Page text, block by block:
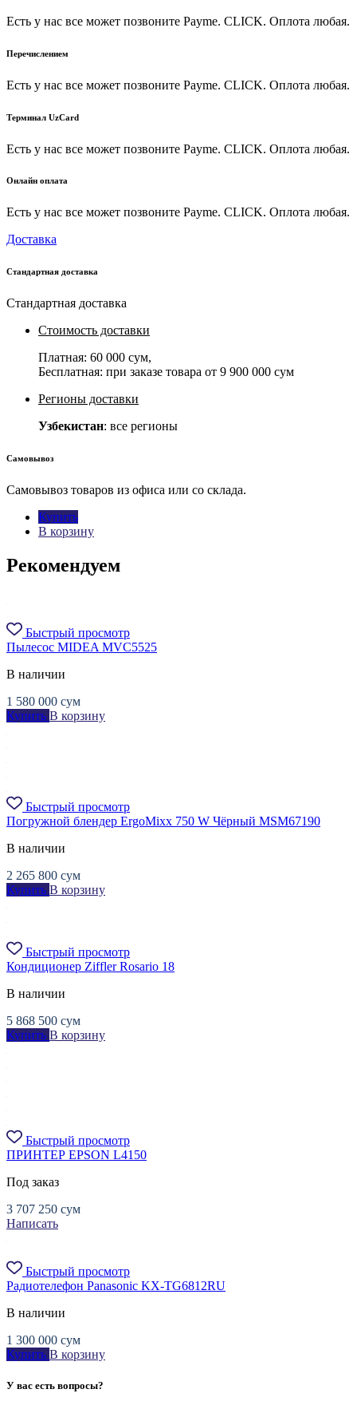
Есть у нас все может позвоните Payme. CLICK. Оплота любая.
Перечислением
Есть у нас все может позвоните Payme. CLICK. Оплота любая.
Терминал UzCard
Есть у нас все может позвоните Payme. CLICK. Оплота любая.
Онлайн оплата
Есть у нас все может позвоните Payme. CLICK. Оплота любая.
Доставка
Стандартная доставка
Стандартная доставка
Стоимость доставки
Платная: 60 000 сум,
Бесплатная: при заказе товара от 9 900 000 сум
Регионы доставки
Узбекистан: все регионы
Самовывоз
Самовывоз товаров из офиса или со склада.
Купить
В корзину
Рекомендуем
Быстрый просмотр
Пылесос MIDEA MVC5525
В наличии
1 580 000 сум
Купить В корзину
Быстрый просмотр
Погружной блендер ErgoMixx 750 W Чёрный MSM67190
В наличии
2 265 800 сум
Купить В корзину
Быстрый просмотр
Кондиционер Ziffler Rosario 18
В наличии
5 868 500 сум
Купить В корзину
Быстрый просмотр
ПРИНТЕР EPSON L4150
Под заказ
3 707 250 сум
Написать
Быстрый просмотр
Pадиотелефон Panasonic KX-TG6812RU
В наличии
1 300 000 сум
Купить В корзину
У вас есть вопросы?